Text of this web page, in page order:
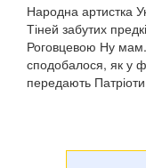
Народна артистка
Тіней забутих
Роговцевою Ну
сподобалося, як у
передають